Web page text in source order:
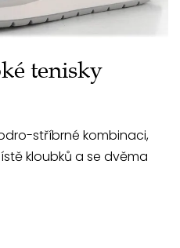
tenisky
stříbrné kombinaci,
kloubků a se dvěma